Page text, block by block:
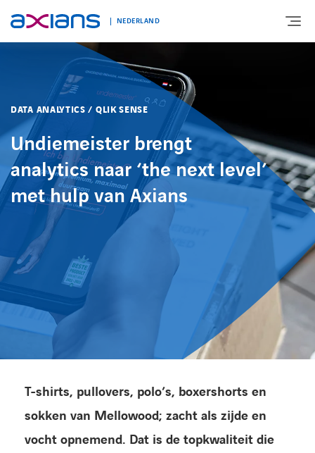
NEDERLAND
OVER AXIANS
EXPERTISE
MARKTSEGMENT
NIEUWS & INSPIRATIE
Nieuws
Kennisbank
Events
DATA ANALYTICS / QLIK SENSE
Undiemeister brengt
analytics naar ‘the next level’
met hulp van Axians
T-shirts, pullovers, polo’s, boxershorts en
sokken van Mellowood; zacht als zijde en
vocht opnemend. Dat is de topkwaliteit die